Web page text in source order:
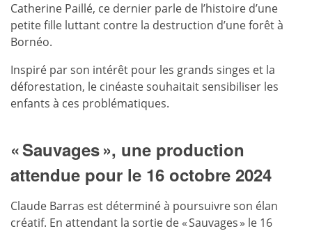
Catherine Paillé, ce dernier parle de l’histoire d’une
petite fille luttant contre la destruction d’une forêt à
Bornéo.
Inspiré par son intérêt pour les grands singes et la
déforestation, le cinéaste souhaitait sensibiliser les
enfants à ces problématiques.
« Sauvages », une production
attendue pour le 16 octobre 2024
Claude Barras est déterminé à poursuivre son élan
créatif. En attendant la sortie de « Sauvages » le 16